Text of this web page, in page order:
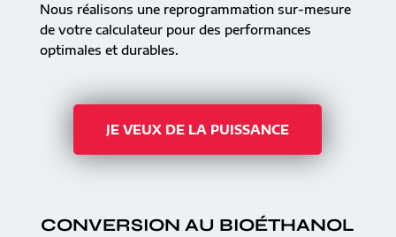
Nous réalisons une reprogrammation sur-mesure
de votre calculateur pour des performances
optimales et durables.
JE VEUX DE LA PUISSANCE
CONVERSION AU BIOÉTHANOL